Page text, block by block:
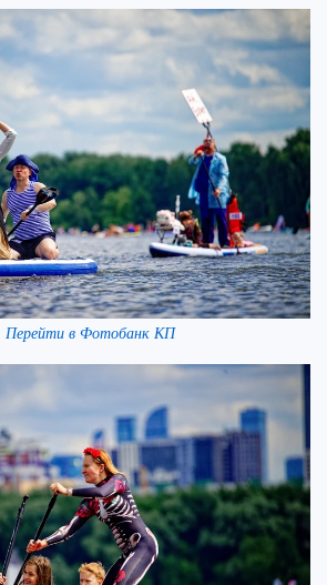
Перейти в Фотобанк КП